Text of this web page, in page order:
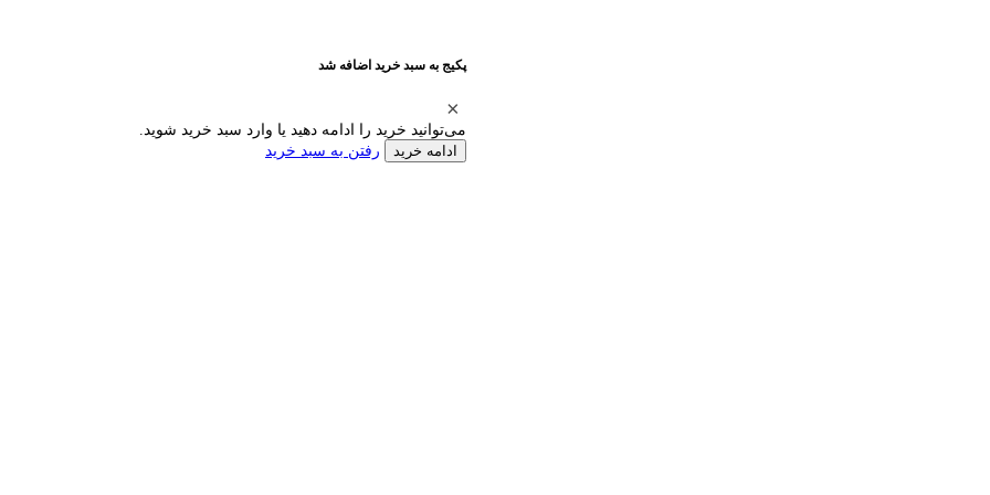
پکیج به سبد خرید اضافه شد
می‌توانید خرید را ادامه دهید یا وارد سبد خرید شوید.
ادامه خرید رفتن به سبد خرید